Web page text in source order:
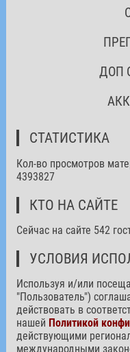
ДОП
СТАТИСТИКА
Кол-во просмотров
4393827
КТО НА САЙТЕ
Сейчас на сайте 542
УСЛОВИЯ
Используя и/или
"Пользователь")
действовать в
нашей Политикой
действующими
международными